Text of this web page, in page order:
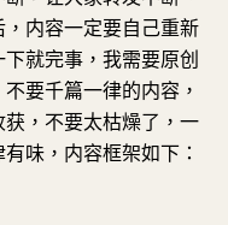
内容一定要自己重新
就完事，我需要原创
要千篇一律的内容，
，不要太枯燥了，一
味，内容框架如下：